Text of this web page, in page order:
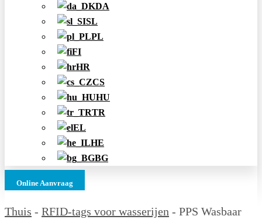
DA
SL
PL
FI
HR
CS
HU
TR
EL
HE
BG
Online Aanvraag
Thuis - RFID-tags voor wasserijen - PPS Wasbaar